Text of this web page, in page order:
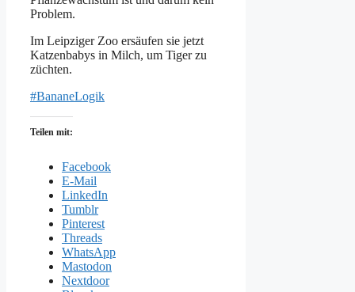
Problem.
Im Leipziger Zoo ersäufen sie jetzt
Katzenbabys in Milch, um Tiger zu
züchten.
#BananeLogik
Teilen mit:
Facebook
E-Mail
LinkedIn
Tumblr
Pinterest
Threads
WhatsApp
Mastodon
Nextdoor